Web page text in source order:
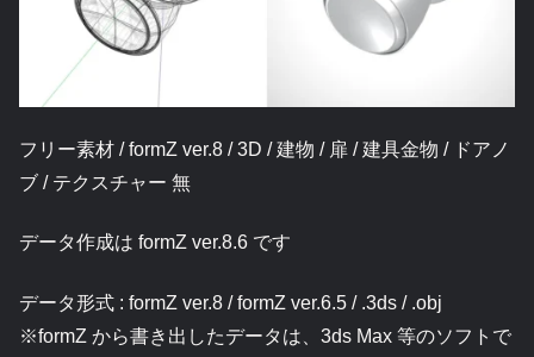
フリー素材 / formZ ver.8 / 3D / 建物 / 扉 / 建具金物 / ドアノ
ブ / テクスチャー 無
データ作成は formZ ver.8.6 です
データ形式 : formZ ver.8 / formZ ver.6.5 / .3ds / .obj
※formZ から書き出したデータは、3ds Max 等のソフトで